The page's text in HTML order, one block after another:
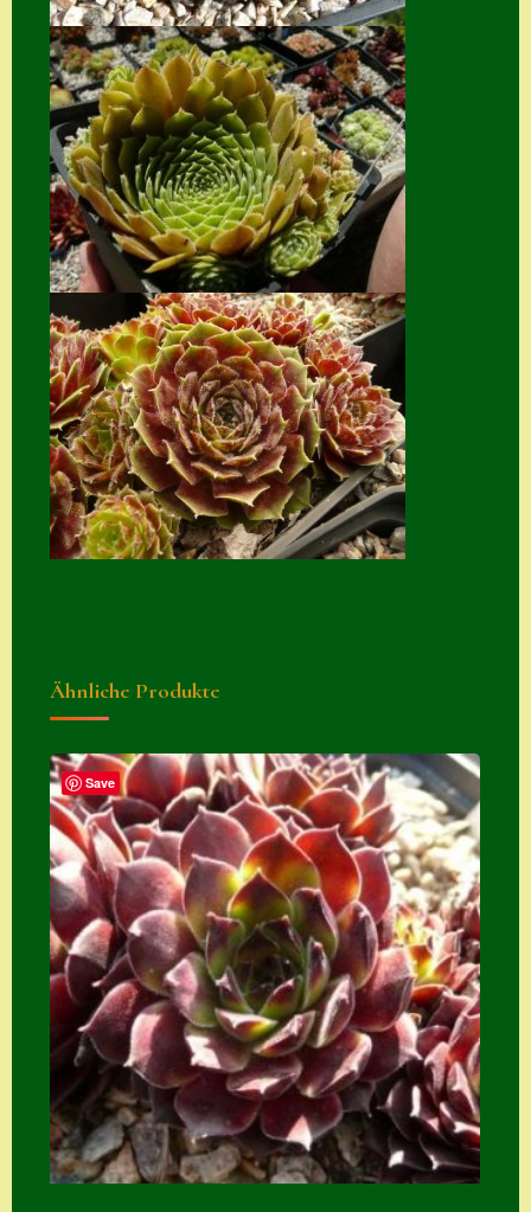
Versand von
Semps
Warenkorb
Warenkorb
Widerrufsbelehru
ng
Zahlung
Zahlungs- &
Versandinfos
Zubehör
Zubehör
Ähnliche Produkte
Save